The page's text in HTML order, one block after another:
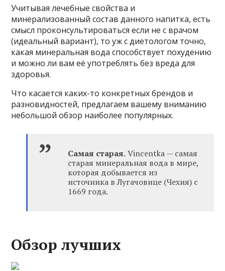
Учитывая лечебные свойства и
минерализованный состав данного напитка, есть
смысл проконсультироваться если не с врачом
(идеальный вариант), то уж с диетологом точно,
какая минеральная вода способствует похудению
и можно ли вам её употреблять без вреда для
здоровья.
Что касается каких-то конкретных брендов и
разновидностей, предлагаем вашему вниманию
небольшой обзор наиболее популярных.
Самая старая.Vincentka — самая
старая минеральная вода в мире,
которая добывается из
источника в Лугачовице (Чехия) с
1669 года.
Обзор лучших